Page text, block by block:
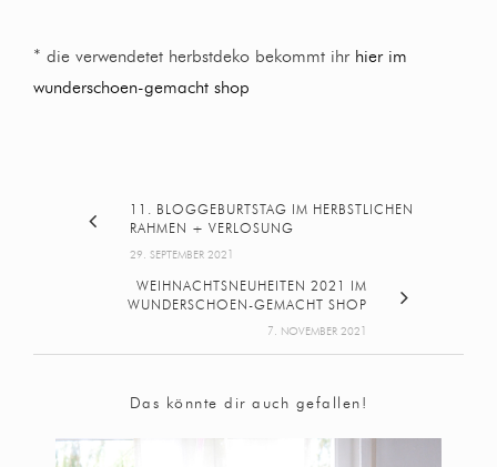
* die verwendetet herbstdeko bekommt ihr hier im
wunderschoen-gemacht shop
11. BLOGGEBURTSTAG IM HERBSTLICHEN
RAHMEN + VERLOSUNG
29. SEPTEMBER 2021
WEIHNACHTSNEUHEITEN 2021 IM
WUNDERSCHOEN-GEMACHT SHOP
7. NOVEMBER 2021
Das könnte dir auch gefallen!